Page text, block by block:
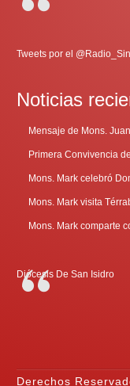
Tweets por el
Noticias
Mons. Mark celebró
Mons. Mark visita
Diócesis De San Isidro
Derechos